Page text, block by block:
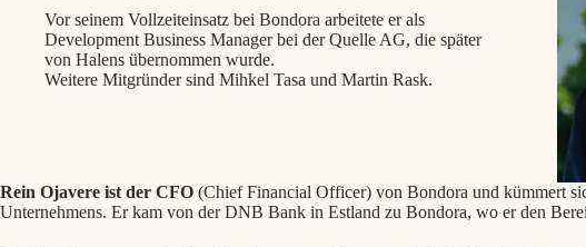
Vor seinem Vollzeiteinsatz bei Bondora arbeitete er als
Development Business Manager bei der Quelle AG, die später
von Halens übernommen wurde.
Weitere Mitgründer sind Mihkel Tasa und Martin Rask.
Rein Ojavere ist der CFO (Chief Financial Officer) von Bondora und kümmert
Unternehmens. Er kam von der DNB Bank in Estland zu Bondora, wo er den